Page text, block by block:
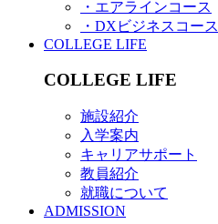
・エアラインコース
・DXビジネスコース
COLLEGE LIFE
COLLEGE LIFE
施設紹介
入学案内
キャリアサポート
教員紹介
就職について
ADMISSION